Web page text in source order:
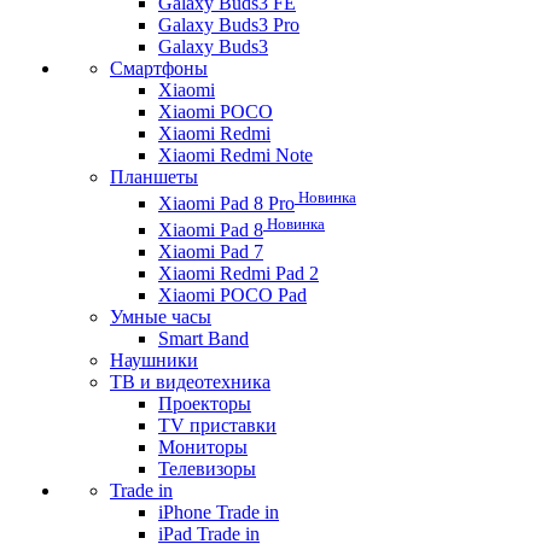
Galaxy Buds3 Pro
Galaxy Buds3
Смартфоны
Xiaomi
Xiaomi POCO
Xiaomi Redmi
Xiaomi Redmi Note
Планшеты
Xiaomi Pad 8 Pro Новинка
Xiaomi Pad 8 Новинка
Xiaomi Pad 7
Xiaomi Redmi Pad 2
Xiaomi POCO Pad
Умные часы
Smart Band
Наушники
ТВ и видеотехника
Проекторы
TV приставки
Мониторы
Телевизоры
Trade in
iPhone Trade in
iPad Trade in